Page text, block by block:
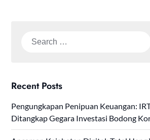
Search
Recent Posts
Pengungkapan Penipuan Keuangan:
Ditangkap Gegara Investasi Bodong